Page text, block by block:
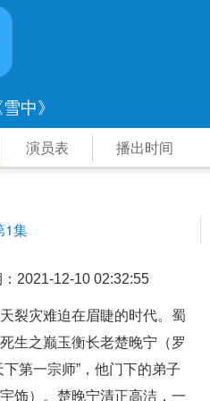
雪中》
演员表 播出时间
1集
2021-12-10 02:32:55
裂灾难迫在眉睫的时代。蜀
生之巅玉衡长老楚晚宁（罗
第一宗师”，他门下的弟子
饰）。楚晚宁清正高洁，一